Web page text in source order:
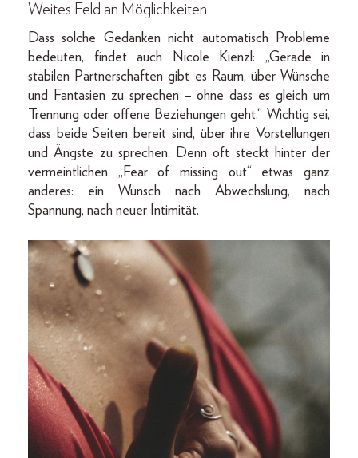
Weites Feld an Möglichkeiten
Dass solche Gedanken nicht automatisch Probleme
bedeuten, findet auch Nicole Kienzl: „Gerade in
stabilen Partnerschaften gibt es Raum, über Wünsche
und Fantasien zu sprechen – ohne dass es gleich um
Trennung oder offene Beziehungen geht.“ Wichtig sei,
dass beide Seiten bereit sind, über ihre Vorstellungen
und Ängste zu sprechen. Denn oft steckt hinter der
vermeintlichen „Fear of missing out“ etwas ganz
anderes: ein Wunsch nach Abwechslung, nach
Spannung, nach neuer Intimität.